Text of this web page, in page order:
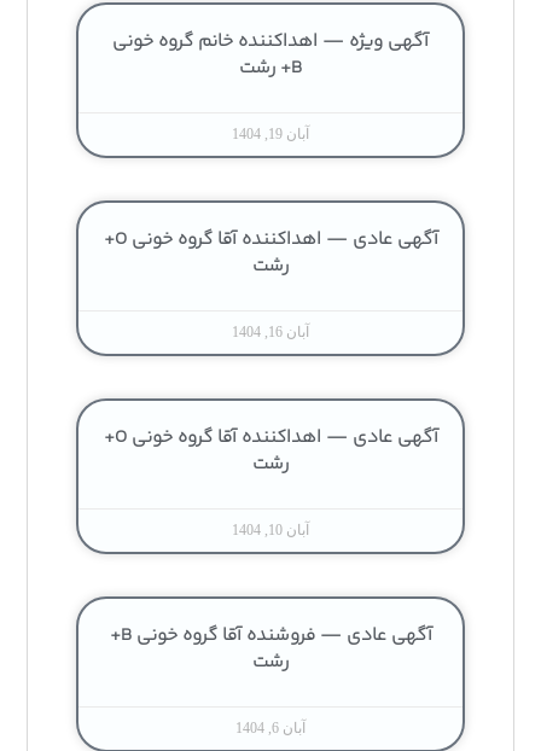
آگهی ویژه — اهداکننده خانم گروه خونی
B+ رشت
آبان 19, 1404
آگهی عادی — اهداکننده آقا گروه خونی O+
رشت
آبان 16, 1404
آگهی عادی — اهداکننده آقا گروه خونی O+
رشت
آبان 10, 1404
آگهی عادی — فروشنده آقا گروه خونی B+
رشت
آبان 6, 1404